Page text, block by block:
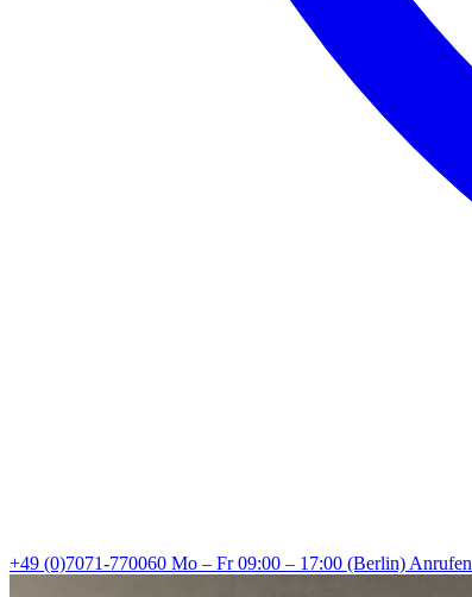
+49 (0)7071-770060 Mo – Fr 09:00 – 17:00 (Berlin)